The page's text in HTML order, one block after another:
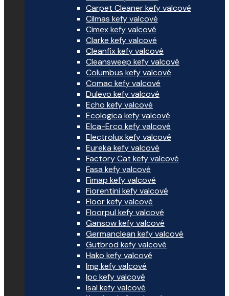
Carpet Cleaner kefy valcové
Cilmas kefy valcové
Cimex kefy valcové
Clarke kefy valcové
Cleanfix kefy valcové
Cleansweep kefy valcové
Columbus kefy valcové
Comac kefy valcové
Dulevo kefy valcové
Echo kefy valcové
Ecologica kefy valcové
Elca-Erco kefy valcové
Electrolux kefy valcové
Eureka kefy valcové
Factory Cat kefy valcové
Fasa kefy valcové
Fimap kefy valcové
Fiorentini kefy valcové
Floor kefy valcové
Floorpul kefy valcové
Gansow kefy valcové
Germanclean kefy valcové
Gutbrod kefy valcové
Hako kefy valcové
Img kefy valcové
Ipc kefy valcové
Isal kefy valcové